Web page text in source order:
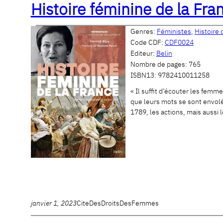
Histoire féminine de la
Genres: Féministes, Histoire
Code CDF: CDF0024
Editeur: Belin
Nombre de pages: 765
ISBN13: 9782410011258
« Il suffit d’écouter les
que leurs mots se sont
1789, les actions, mais
janvier 1, 2023CiteDesDroitsDesFemmes